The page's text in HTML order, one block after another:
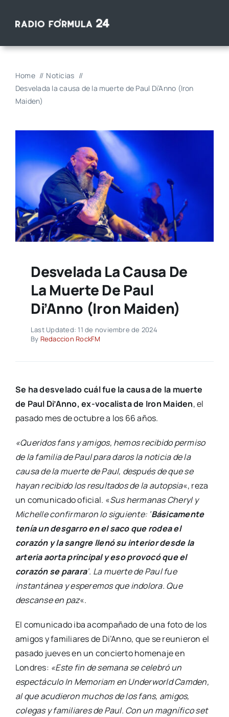
Home
Noticias
Desvelada la causa de la muerte de Paul Di’Anno (Iron
Maiden)
Desvelada La Causa De
La Muerte De Paul
Di’Anno (Iron Maiden)
Last Updated: 11 de noviembre de 2024
By Redaccion RockFM
Se ha desvelado cuál fue la causa de la muerte
de Paul Di’Anno, ex-vocalista de Iron Maiden, el
pasado mes de octubre a los 66 años.
«Queridos fans y amigos, hemos recibido permiso
de la familia de Paul para daros la noticia de la
causa de la muerte de Paul, después de que se
hayan recibido los resultados de la autopsia«, reza
un comunicado oficial. «Sus hermanas Cheryl y
Michelle confirmaron lo siguiente: ‘Básicamente
tenía un desgarro en el saco que rodea el
corazón y la sangre llenó su interior desde la
arteria aorta principal y eso provocó que el
corazón se parara‘. La muerte de Paul fue
instantánea y esperemos que indolora. Que
descanse en paz«.
El comunicado iba acompañado de una foto de los
amigos y familiares de Di’Anno, que se reunieron el
pasado jueves en un concierto homenaje en
Londres: «Este fin de semana se celebró un
espectáculo In Memoriam en Underworld Camden,
al que acudieron muchos de los fans, amigos,
colegas y familiares de Paul. Con un magnífico set